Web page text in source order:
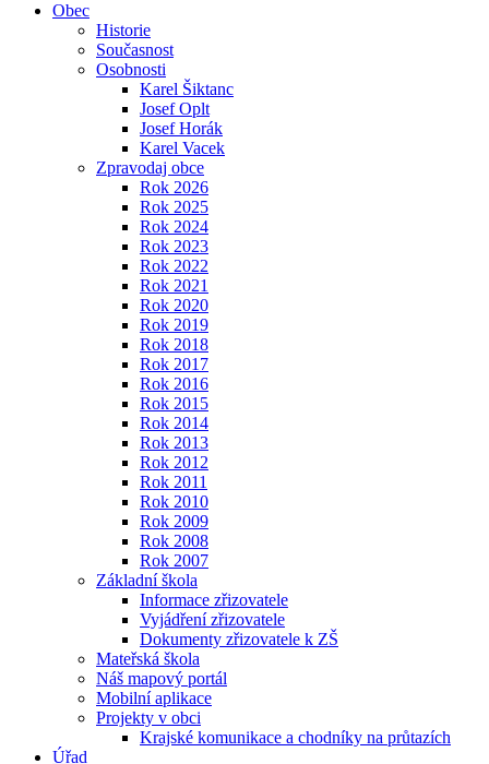
Obec
Historie
Současnost
Osobnosti
Karel Šiktanc
Josef Oplt
Josef Horák
Karel Vacek
Zpravodaj obce
Rok 2026
Rok 2025
Rok 2024
Rok 2023
Rok 2022
Rok 2021
Rok 2020
Rok 2019
Rok 2018
Rok 2017
Rok 2016
Rok 2015
Rok 2014
Rok 2013
Rok 2012
Rok 2011
Rok 2010
Rok 2009
Rok 2008
Rok 2007
Základní škola
Informace zřizovatele
Vyjádření zřizovatele
Dokumenty zřizovatele k ZŠ
Mateřská škola
Náš mapový portál
Mobilní aplikace
Projekty v obci
Krajské komunikace a chodníky na průtazích
Úřad